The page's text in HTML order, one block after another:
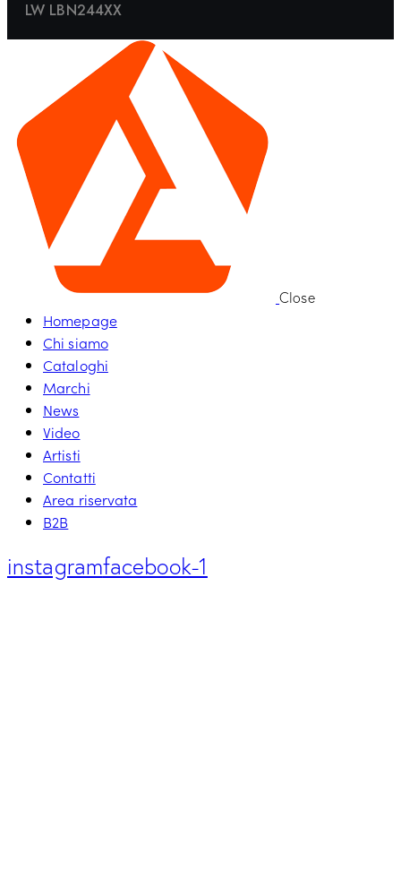
LW LBN244XX
Close
Homepage
Chi siamo
Cataloghi
Marchi
News
Video
Artisti
Contatti
Area riservata
B2B
instagramfacebook-1